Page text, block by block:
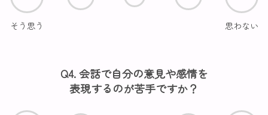
そう思う 思わない
Q4. 会話で自分の意見や感情を
表現するのが苦手ですか？